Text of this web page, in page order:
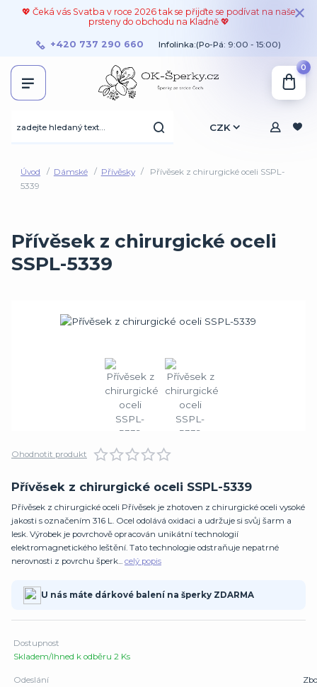
💖 Čeká vás Svatba v roce 2026 tak se přijďte se podívat na naše
prsteny do obchodu na Kladně 💖
CZK
+420 737 290 660 Infolinka:(Po-Pá: 9:00 - 15:00)
0
Úvod Dámské Přívěsky
Přívěsek z chirurgické oceli SSPL-
5339
Přívěsek z chirurgické oceli
SSPL-5339
Ohodnotit produkt
Přívěsek z chirurgické oceli SSPL-5339
Přívěsek z chirurgické oceli Přívěsek je zhotoven z chirurgické oceli vysoké
jakosti s označením 316 L. Ocel odolává oxidaci a udržuje si svůj šarm a
lesk. Výrobek je povrchově opracován unikátní technologií
elektromagnetického leštění. Tato technologie odstraňuje nepatrné
nerovnosti z povrchu šperk... celý popis
U nás máte dárkové balení na šperky ZDARMA
Dostupnost
Skladem/Ihned k odběru 2 Ks
Odeslání